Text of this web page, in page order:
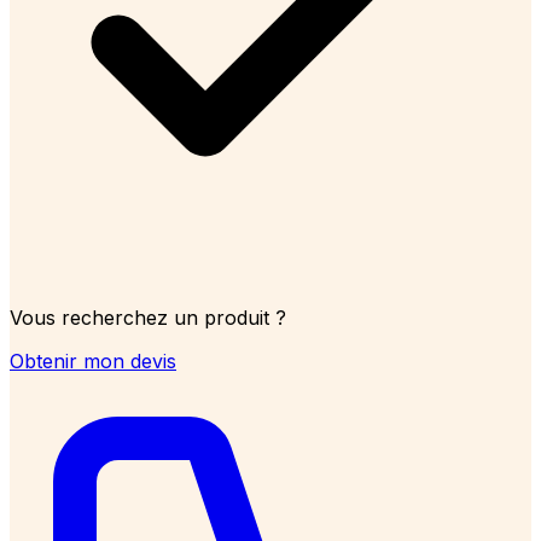
Vous recherchez un produit ?
Obtenir mon devis